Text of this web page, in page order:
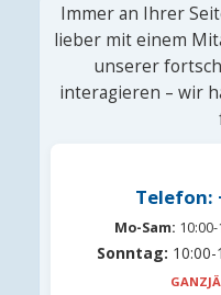
Immer an Ihrer
lieber mit einem
unserer
interagieren – wir
Telefon:
Mo-Sam:
Sonntag: